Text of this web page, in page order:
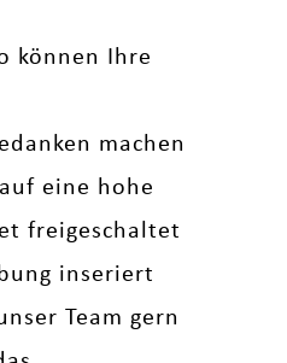
können Ihre
machen
eine hohe
freigeschaltet
inseriert
Team gern